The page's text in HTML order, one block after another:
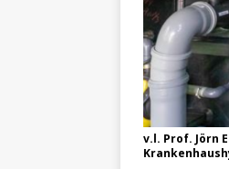
v.l. Prof. Jörn